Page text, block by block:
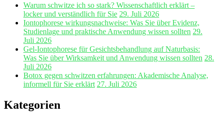
Warum schwitze ich so stark? Wissenschaftlich erklärt –
locker und verständlich für Sie 29. Juli 2026
Iontophorese wirkungsnachweise: Was Sie über Evidenz,
Studienlage und praktische Anwendung wissen sollten 29.
Juli 2026
Gel‑Iontophorese für Gesichtsbehandlung auf Naturbasis:
Was Sie über Wirksamkeit und Anwendung wissen sollten 28.
Juli 2026
Botox gegen schwitzen erfahrungen: Akademische Analyse,
informell für Sie erklärt 27. Juli 2026
Kategorien